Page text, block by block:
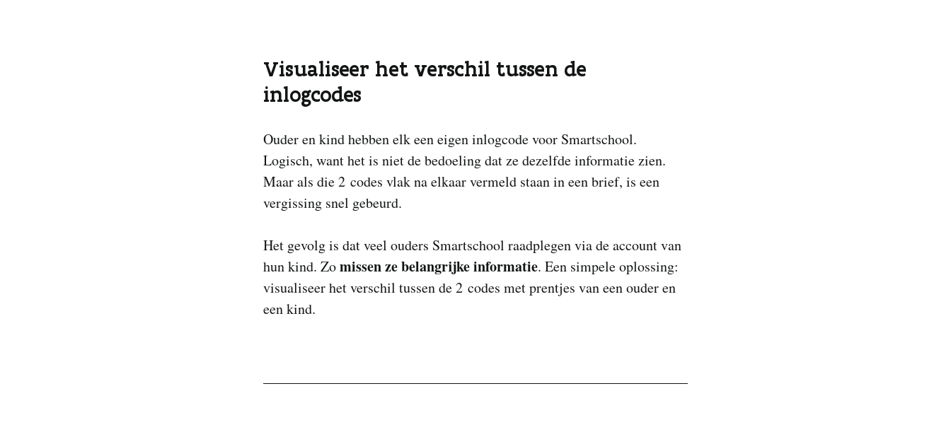
Visualiseer het verschil tussen de
inlogcodes
Ouder en kind hebben elk een eigen inlogcode voor Smartschool.
Logisch, want het is niet de bedoeling dat ze dezelfde informatie zien.
Maar als die 2 codes vlak na elkaar vermeld staan in een brief, is een
vergissing snel gebeurd.
Het gevolg is dat veel ouders Smartschool raadplegen via de account van
hun kind. Zomissen ze belangrijke informatie. Een simpele oplossing:
visualiseer het verschil tussen de 2 codes met prentjes van een ouder en
een kind.